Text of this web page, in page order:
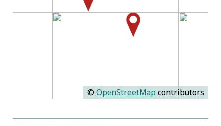
©OpenStreetMap contributors